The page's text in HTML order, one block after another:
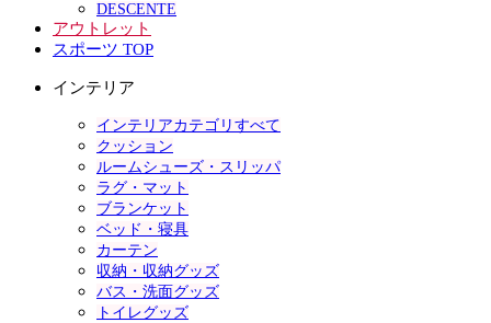
DESCENTE
アウトレット
スポーツ TOP
インテリア
インテリアカテゴリすべて
クッション
ルームシューズ・スリッパ
ラグ・マット
ブランケット
ベッド・寝具
カーテン
収納・収納グッズ
バス・洗面グッズ
トイレグッズ